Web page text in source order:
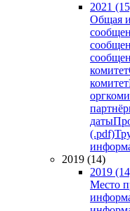
2021
Общая
комитет
комитет
даты
(.pdf)
2019 (14)
2019
Место